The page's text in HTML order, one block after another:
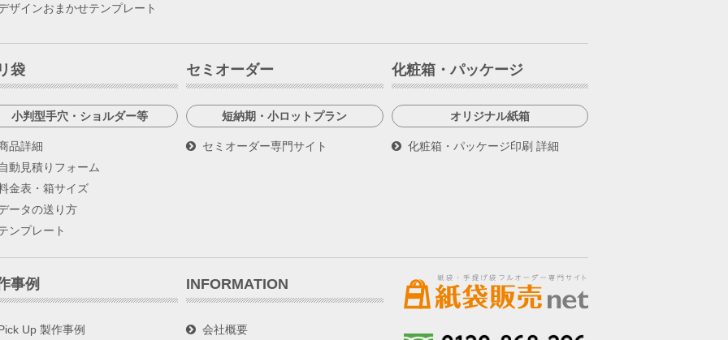
ザインおまかせテンプレート
袋
小判型手穴・ショルダー等
品詳細
動見積りフォーム
金表・箱サイズ
ータの送り方
ンプレート
セミオーダー
短納期・小ロットプラン
セミオーダー専門サイト
化粧箱・パッケージ
オリジナル紙箱
化粧箱・パッケージ印刷 詳細
事例
Up 製作事例
INFORMATION
会社概要